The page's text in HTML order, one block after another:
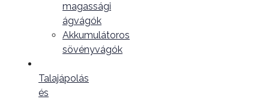
magassági
ágvágók
Akkumulátoros
sövényvágók
Talajápolás
és